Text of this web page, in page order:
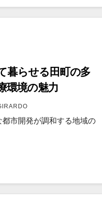
暮らせる田町の多
環境の魅力
市開発が調和する地域の